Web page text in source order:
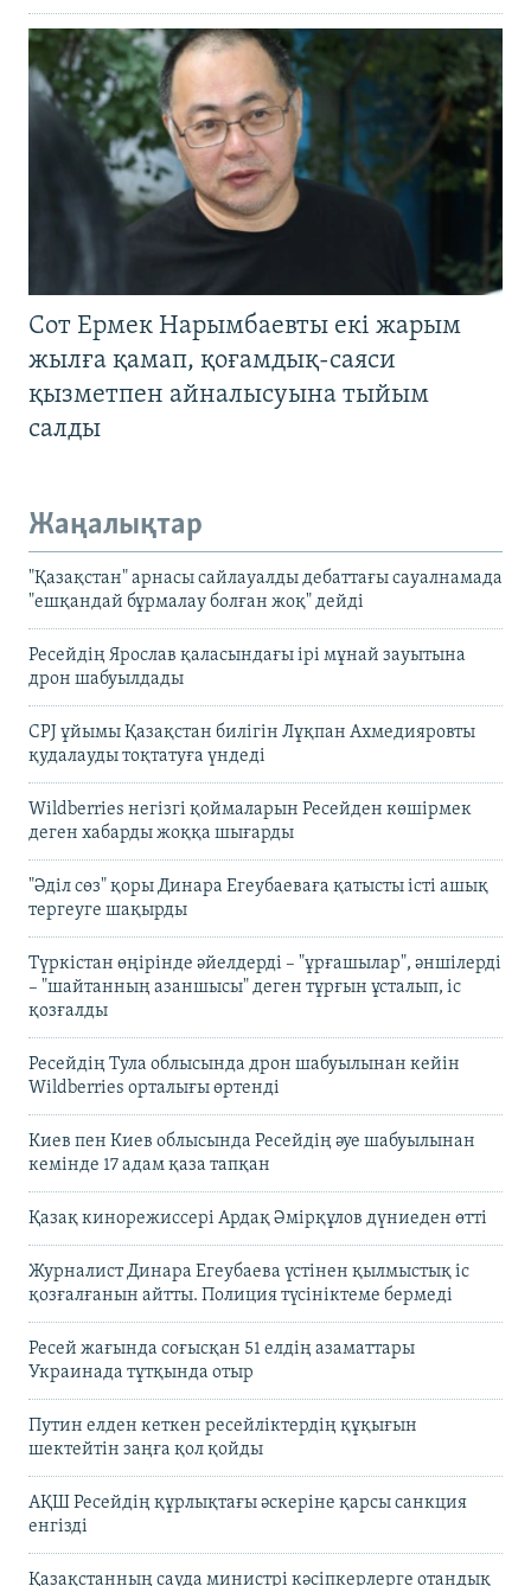
Сот Ермек Нарымбаевты екі жарым
жылға қамап, қоғамдық-саяси
қызметпен айналысуына тыйым
салды
Жаңалықтар
"Қазақстан" арнасы сайлауалды дебаттағы сауалнамада
"ешқандай бұрмалау болған жоқ" дейді
Ресейдің Ярослав қаласындағы ірі мұнай зауытына
дрон шабуылдады
CPJ ұйымы Қазақстан билігін Лұқпан Ахмедияровты
қудалауды тоқтатуға үндеді
Wildberries негізгі қоймаларын Ресейден көшірмек
деген хабарды жоққа шығарды
"Әділ сөз" қоры Динара Егеубаеваға қатысты істі ашық
тергеуге шақырды
Түркістан өңірінде әйелдерді – "ұрғашылар", әншілерді
– "шайтанның азаншысы" деген тұрғын ұсталып, іс
қозғалды
Ресейдің Тула облысында дрон шабуылынан кейін
Wildberries орталығы өртенді
Киев пен Киев облысында Ресейдің әуе шабуылынан
кемінде 17 адам қаза тапқан
Қазақ кинорежиссері Ардақ Әмірқұлов дүниеден өтті
Журналист Динара Егеубаева үстінен қылмыстық іс
қозғалғанын айтты. Полиция түсініктеме бермеді
Ресей жағында соғысқан 51 елдің азаматтары
Украинада тұтқында отыр
Путин елден кеткен ресейліктердің құқығын
шектейтін заңға қол қойды
АҚШ Ресейдің құрлықтағы әскеріне қарсы санкция
енгізді
Қазақстанның сауда министрі кәсіпкерлерге отандық